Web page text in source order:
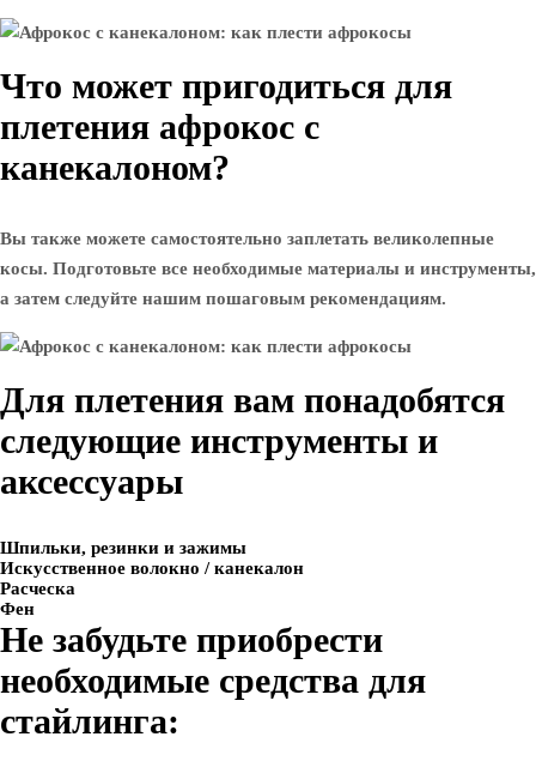
Что может пригодиться для
плетения афрокос с
канекалоном?
Вы также можете самостоятельно заплетать великолепные
косы. Подготовьте все необходимые материалы и инструменты,
а затем следуйте нашим пошаговым рекомендациям.
Для плетения вам понадобятся
следующие инструменты и
аксессуары
Шпильки, резинки и зажимы
Искусственное волокно / канекалон
Расческа
Фен
Не забудьте приобрести
необходимые средства для
стайлинга: